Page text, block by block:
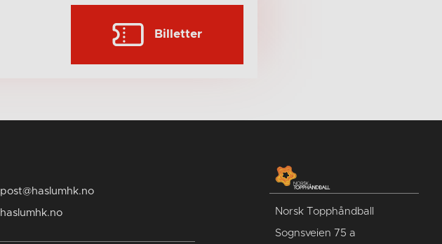
Billetter
post@haslumhk.no
haslumhk.no Norsk Topphåndball
Sognsveien 75 a